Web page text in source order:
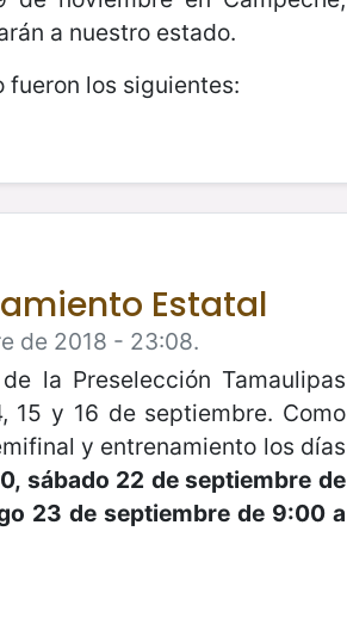
a nuestro estado.
fueron los siguientes:
Estatal
de 2018 - 23:08.
la Preselección Tamaulipas
15 y 16 de septiembre. Como
y entrenamiento los días
sábado 22 de septiembre de
23 de septiembre de 9:00 a